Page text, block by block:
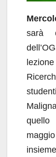
sarà